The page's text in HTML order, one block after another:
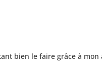
bien le faire grâce à mon